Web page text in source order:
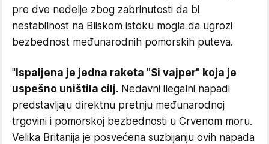
pre dve nedelje zbog zabrinutosti da bi
nestabilnost na Bliskom istoku mogla da ugrozi
bezbednost međunarodnih pomorskih puteva.
"Ispaljena je jedna raketa "Si vajper" koja je
uspešno uništila cilj. Nedavni ilegalni napadi
predstavljaju direktnu pretnju međunarodnoj
trgovini i pomorskoj bezbednosti u Crvenom moru.
Velika Britanija je posvećena suzbijanju ovih napada